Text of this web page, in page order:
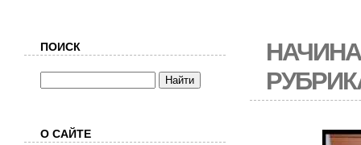
ПОИСК
О САЙТЕ